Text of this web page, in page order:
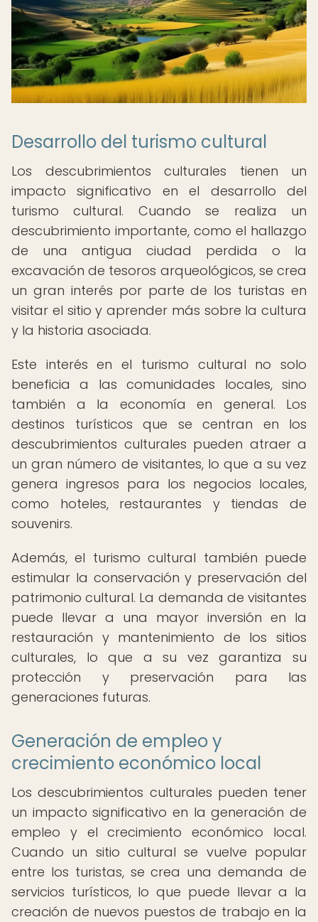
Desarrollo del turismo cultural
Los descubrimientos culturales tienen un
impacto significativo en el desarrollo del
turismo cultural. Cuando se realiza un
descubrimiento importante, como el hallazgo
de una antigua ciudad perdida o la
excavación de tesoros arqueológicos, se crea
un gran interés por parte de los turistas en
visitar el sitio y aprender más sobre la cultura
y la historia asociada.
Este interés en el turismo cultural no solo
beneficia a las comunidades locales, sino
también a la economía en general. Los
destinos turísticos que se centran en los
descubrimientos culturales pueden atraer a
un gran número de visitantes, lo que a su vez
genera ingresos para los negocios locales,
como hoteles, restaurantes y tiendas de
souvenirs.
Además, el turismo cultural también puede
estimular la conservación y preservación del
patrimonio cultural. La demanda de visitantes
puede llevar a una mayor inversión en la
restauración y mantenimiento de los sitios
culturales, lo que a su vez garantiza su
protección y preservación para las
generaciones futuras.
Generación de empleo y
crecimiento económico local
Los descubrimientos culturales pueden tener
un impacto significativo en la generación de
empleo y el crecimiento económico local.
Cuando un sitio cultural se vuelve popular
entre los turistas, se crea una demanda de
servicios turísticos, lo que puede llevar a la
creación de nuevos puestos de trabajo en la